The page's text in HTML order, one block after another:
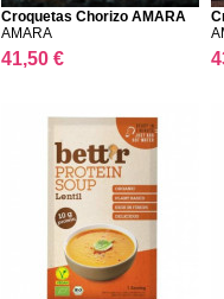
Croquetas Chorizo AMARA
...
AMARA
41,50 €